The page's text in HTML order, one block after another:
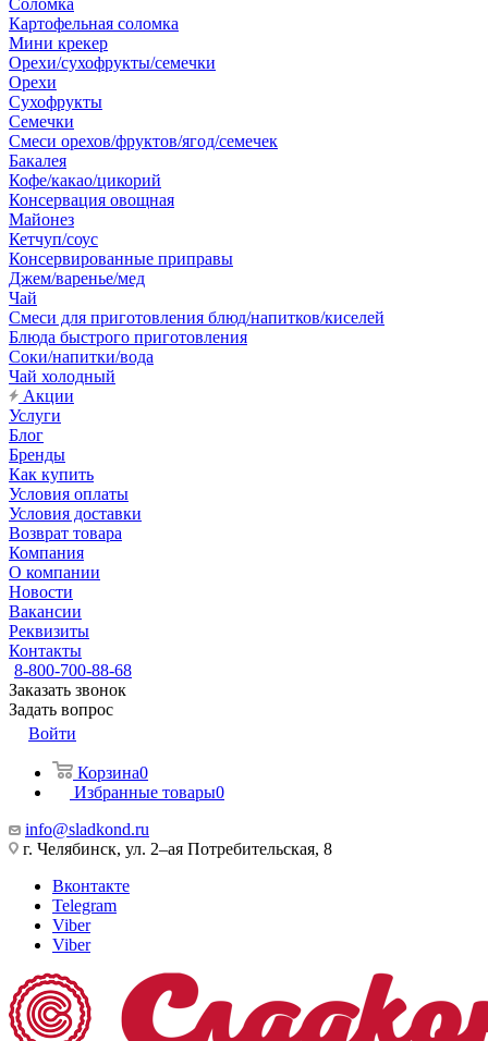
Соломка
Картофельная соломка
Мини крекер
Орехи/сухофрукты/семечки
Орехи
Сухофрукты
Семечки
Смеси орехов/фруктов/ягод/семечек
Бакалея
Кофе/какао/цикорий
Консервация овощная
Майонез
Кетчуп/соус
Консервированные приправы
Джем/варенье/мед
Чай
Смеси для приготовления блюд/напитков/киселей
Блюда быстрого приготовления
Соки/напитки/вода
Чай холодный
Акции
Услуги
Блог
Бренды
Как купить
Условия оплаты
Условия доставки
Возврат товара
Компания
О компании
Новости
Вакансии
Реквизиты
Контакты
8-800-700-88-68
Заказать звонок
Задать вопрос
Войти
Корзина0
Избранные товары0
info@sladkond.ru
г. Челябинск, ул. 2–ая Потребительская, 8
Вконтакте
Telegram
Viber
Viber